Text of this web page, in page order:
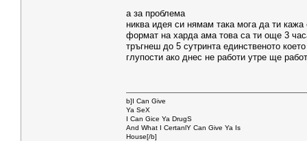
а за проблема
никва идея си нямам така мога да ти
формат на харда ама това са ти още 3
тръгнеш до 5 сутринта единственото
глупости ако днес не работи утре ще
b]I Can Give
Ya SeX
I Can Gice Ya DrugS
And What I CertanlY Can Give Ya Is
House[/b]